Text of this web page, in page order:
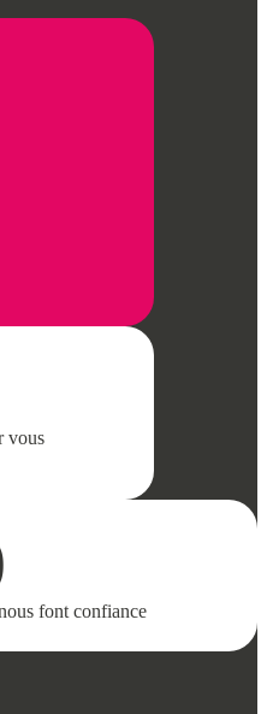
vous
font confiance